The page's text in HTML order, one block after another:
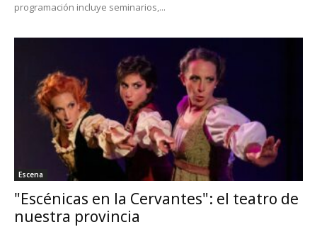
programación incluye seminarios,...
Escena
"Escénicas en la Cervantes": el teatro de
nuestra provincia